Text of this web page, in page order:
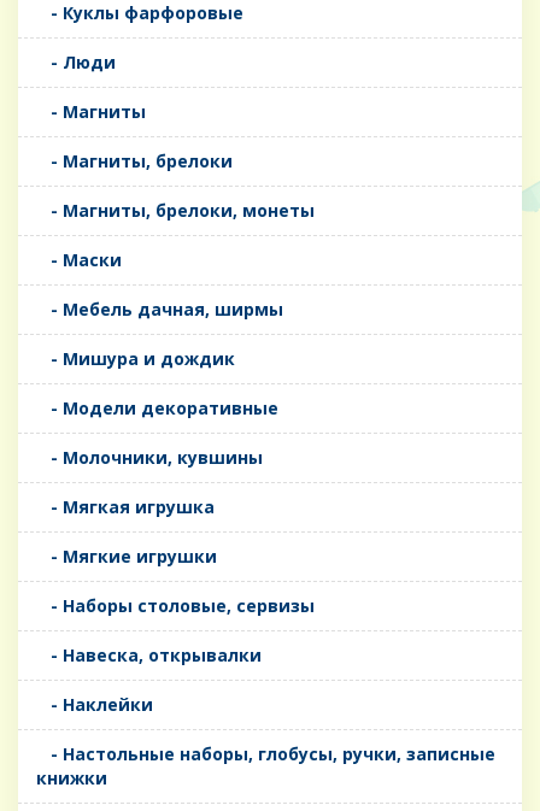
- Куклы фарфоровые
- Люди
- Магниты
- Магниты, брелоки
- Магниты, брелоки, монеты
- Маски
- Мебель дачная, ширмы
- Мишура и дождик
- Модели декоративные
- Молочники, кувшины
- Мягкая игрушка
- Мягкие игрушки
- Наборы столовые, сервизы
- Навеска, открывалки
- Наклейки
- Настольные наборы, глобусы, ручки, записные
книжки